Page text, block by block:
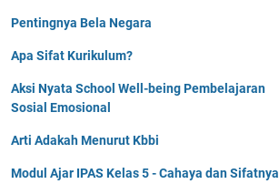
Pentingnya Bela Negara
Apa Sifat Kurikulum?
Aksi Nyata School Well-being Pembelajaran
Sosial Emosional
Arti Adakah Menurut Kbbi
Modul Ajar IPAS Kelas 5 - Cahaya dan Sifatnya